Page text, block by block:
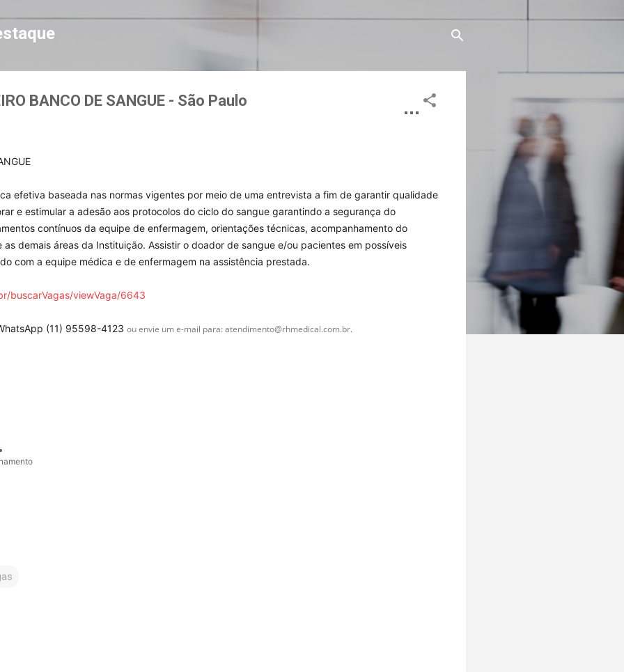
Pular para o conteúdo principal
BANCO DE SANGUE - São Paulo
efetiva baseada nas normas vigentes por meio de uma entrevista a fim de garantir qualidade
e estimular a adesão aos protocolos do ciclo do sangue garantindo a segurança do
contínuos da equipe de enfermagem, orientações técnicas, acompanhamento do
demais áreas da Instituição. Assistir o doador de sangue e/ou pacientes em possíveis
com a equipe médica e de enfermagem na assistência prestada.
buscarVagas/viewVaga/6643
(11) 95598-4123 ou envie um e-mail para: atendimento@rhmedical.com.br.